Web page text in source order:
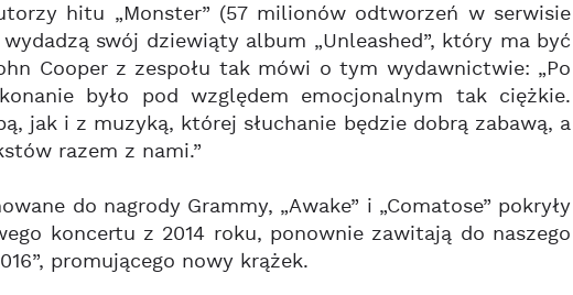
hitu „Monster” (57 milionów odtworzeń w serwisie
swój dziewiąty album „Unleashed”, który ma być
Cooper z zespołu tak mówi o tym wydawnictwie: „Po
było pod względem emocjonalnym tak ciężkie.
jak i z muzyką, której słuchanie będzie dobrą zabawą, a
razem z nami.”
do nagrody Grammy, „Awake” i „Comatose” pokryły
koncertu z 2014 roku, ponownie zawitają do naszego
promującego nowy krążek.